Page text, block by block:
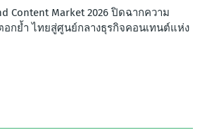
Content Market 2026 ปิดฉากความ
อกย้ำ ไทยสู่ศูนย์กลางธุรกิจคอนเทนต์แห่ง